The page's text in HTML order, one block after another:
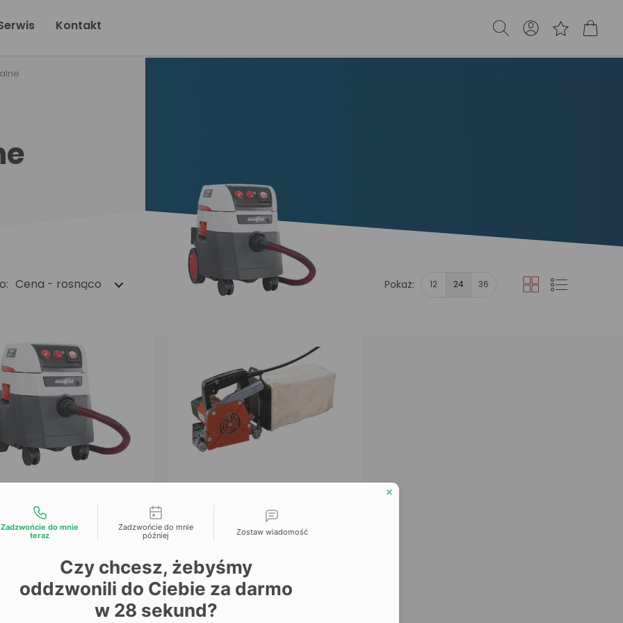
Kontakt
Cena - rosnąco Pokaż: 12 24 36 SiatkaLista
PRZEMYSŁOWY
S 35 M
SKU: 1076774
Frezarka do fug Mafell KFU
1000 E
kontaktu
Zadzwońcie do mnie
teraz
Zadzwońcie do mnie
później
Zostaw wiadomość
Czy chcesz, żebyśmy
oddzwonili do Ciebie za darmo
w 28 sekund?